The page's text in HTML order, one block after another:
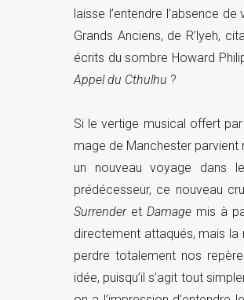
laisse l’entendre l’absence
Grands Anciens, de R’lyeh,
écrits du sombre Howard
Appel du Cthulhu ?
Si le vertige musical offert
mage de Manchester
un nouveau voyage dans
prédécesseur, ce nouveau
Surrenderet Damage mis à
directement attaqués, mais
perdre totalement nos
idée, puisqu’il s’agit tout